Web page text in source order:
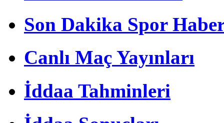
Son Dakika Spor
Canlı Maç Yayınları
İddaa Tahminleri